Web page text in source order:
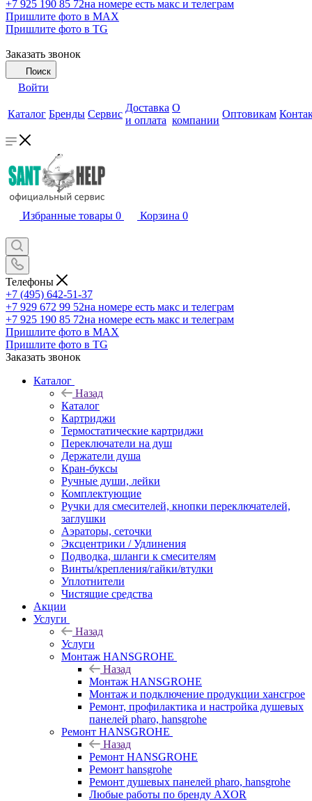
+7 925 190 85 72на номере есть макс и телеграм
Пришлите фото в MAX
Пришлите фото в TG
Заказать звонок
Поиск
Войти
Каталог Бренды Сервис
Доставка
и оплата
О
компании
Оптовикам
Избранные товары 0 Корзина 0
Телефоны
+7 (495) 642-51-37
+7 929 672 99 52на номере есть макс и телеграм
+7 925 190 85 72на номере есть макс и телеграм
Пришлите фото в MAX
Пришлите фото в TG
Заказать звонок
Каталог
Назад
Каталог
Картриджи
Термостатические картриджи
Переключатели на душ
Держатели душа
Кран-буксы
Ручные души, лейки
Комплектующие
Ручки для смесителей, кнопки переключателей,
заглушки
Аэраторы, сеточки
Эксцентрики / Удлинения
Подводка, шланги к смесителям
Винты/крепления/гайки/втулки
Уплотнители
Чистящие средства
Акции
Услуги
Назад
Услуги
Монтаж HANSGROHE
Назад
Монтаж HANSGROHE
Монтаж и подключение продукции хансгрое
Ремонт, профилактика и настройка душевых
панелей pharo, hansgrohe
Ремонт HANSGROHE
Назад
Ремонт HANSGROHE
Ремонт hansgrohe
Ремонт душевых панелей pharo, hansgrohe
Любые работы по бренду AXOR